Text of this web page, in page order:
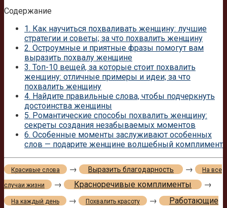
Содержание
1. Как научиться похваливать женщину: лучшие
стратегии и советы; за что похвалить женщину
2. Остроумные и приятные фразы помогут вам
выразить похвалу женщине
3. Топ-10 вещей, за которые стоит похвалить
женщину: отличные примеры и идеи; за что
похвалить женщину
4. Найдите правильные слова, чтобы подчеркнуть
достоинства женщины
5. Романтические способы похвалить женщину:
секреты создания незабываемых моментов
6. Особенные моменты заслуживают особенных
слов — подарите женщине волшебный комплимент
Красивые слова → Выразить благодарность → На все
случаи жизни → Красноречивые комплименты →
На каждый день → Похвалить красоту →
Работающие